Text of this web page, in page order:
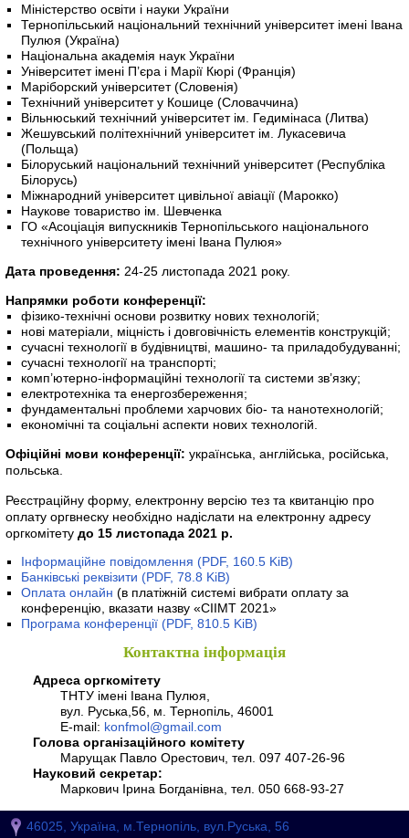
Міністерство освіти і науки України
Тернопільський національний технічний університет імені Івана
Пулюя (Україна)
Національна академія наук України
Університет імені П’єра і Марії Кюрі (Франція)
Маріборский університет (Словенія)
Технічний університет у Кошице (Словаччина)
Вільнюський технічний університет ім. Гедимінаса (Литва)
Жешувський політехнічний університет ім. Лукасевича
(Польща)
Білоруський національний технічний університет (Республіка
Білорусь)
Міжнародний університет цивільної авіації (Марокко)
Наукове товариство ім. Шевченка
ГО «Асоціація випускників Тернопільського національного
технічного університету імені Івана Пулюя»
Дата проведення: 24-25 листопада 2021 року.
Напрямки роботи конференції:
фізико-технічні основи розвитку нових технологій;
нові матеріали, міцність і довговічність елементів конструкцій;
сучасні технології в будівництві, машино- та приладобудуванні;
сучасні технології на транспорті;
комп’ютерно-інформаційні технології та системи зв’язку;
електротехніка та енергозбереження;
фундаментальні проблеми харчових біо- та нанотехнологій;
економічні та соціальні аспекти нових технологій.
Офіційні мови конференції: українська, англійська, російська,
польська.
Реєстраційну форму, електронну версію тез та квитанцію про
оплату оргвнеску необхідно надіслати на електронну адресу
оргкомітету до 15 листопада 2021 р.
Інформаційне повідомлення (PDF, 160.5 KiB)
Банківські реквізити (PDF, 78.8 KiB)
Оплата онлайн (в платіжній системі вибрати оплату за
конференцію, вказати назву «CIIMT 2021»
Програма конференції (PDF, 810.5 KiB)
Контактна інформація
Адреса оргкомітету
ТНТУ імені Івана Пулюя,
вул. Руська,56, м. Тернопіль, 46001
E-mail: konfmol@gmail.com
Голова організаційного комітету
Марущак Павло Орестович, тел. 097 407-26-96
Науковий секретар:
Маркович Ірина Богданівна, тел. 050 668-93-27
46025, Україна, м.Тернопіль, вул.Руська, 56